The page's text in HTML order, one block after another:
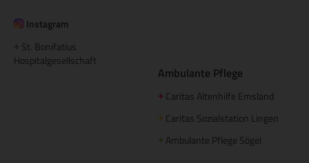
Instagram
St. Bonifatius
Hospitalgesellschaft
Ambulante Pflege
+ Caritas Altenhilfe Emsland
+ Caritas Sozialstation Lingen
+ Ambulante Pflege Sögel